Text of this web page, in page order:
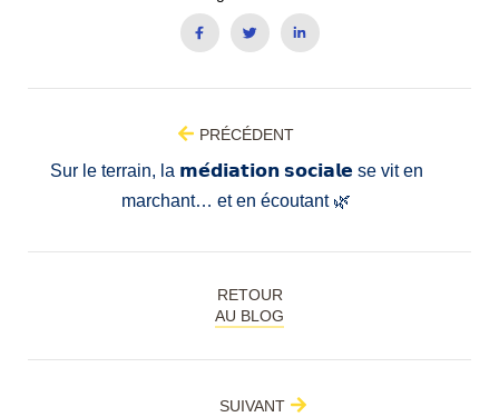
PRÉCÉDENT
Sur le terrain, la 𝗺𝗲́𝗱𝗶𝗮𝘁𝗶𝗼𝗻 𝘀𝗼𝗰𝗶𝗮𝗹𝗲 se vit en
marchant… et en écoutant 🌿
RETOUR
AU BLOG
SUIVANT